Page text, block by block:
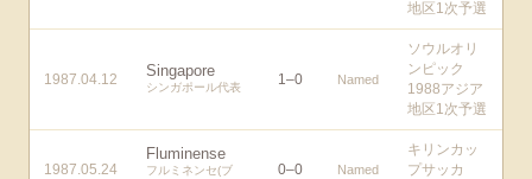
地区1次予選
1987.04.12 Singapore
シンガポール代表 1–0 Named
ソウルオリ
ンピック
1988アジア
地区1次予選
1987.05.24
Fluminense
フルミネンセ(ブ
0–0 Named
キリンカッ
プサッカ